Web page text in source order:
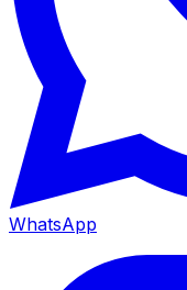
WhatsApp